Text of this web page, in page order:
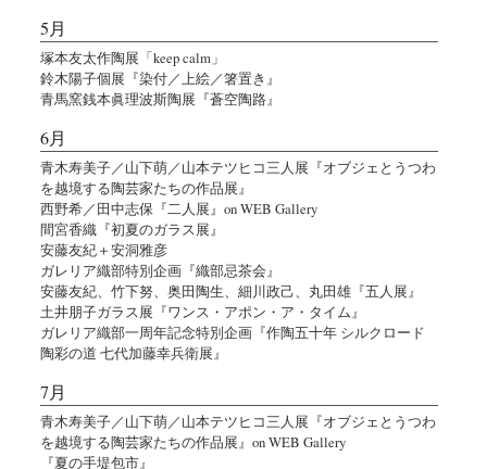
5月
塚本友太作陶展「keep calm」
鈴木陽子個展『染付／上絵／箸置き』
青馬窯銭本眞理波斯陶展『蒼空陶路』
6月
青木寿美子／山下萌／山本テツヒコ三人展『オブジェとうつわ
を越境する陶芸家たちの作品展』
西野希／田中志保『二人展』on WEB Gallery
間宮香織『初夏のガラス展』
安藤友紀＋安洞雅彦
ガレリア織部特別企画『織部忌茶会』
安藤友紀、竹下努、奥田陶生、細川政己、丸田雄『五人展』
土井朋子ガラス展『ワンス・アポン・ア・タイム』
ガレリア織部一周年記念特別企画『作陶五十年 シルクロード
陶彩の道 七代加藤幸兵衛展』
7月
青木寿美子／山下萌／山本テツヒコ三人展『オブジェとうつわ
を越境する陶芸家たちの作品展』on WEB Gallery
『夏の手堤包市』